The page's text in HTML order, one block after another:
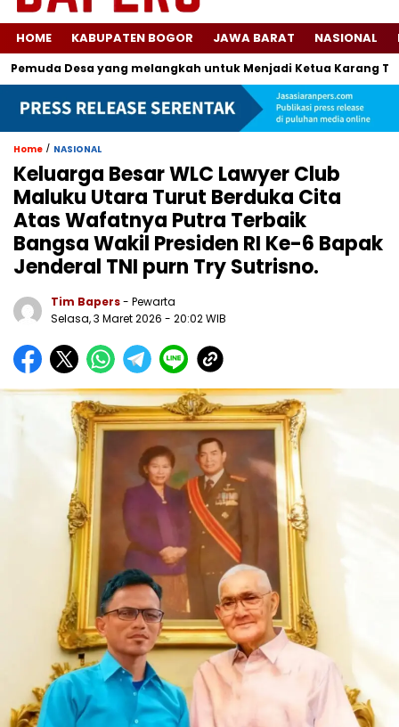
HOME KABUPATEN BOGOR JAWA BARAT NASIONAL
Desa yang melangkah untuk Menjadi Ketua Karang Taruna
Home / NASIONAL
Keluarga Besar WLC Lawyer Club
Maluku Utara Turut Berduka Cita
Atas Wafatnya Putra Terbaik
Bangsa Wakil Presiden RI Ke-6 Bapak
Jenderal TNI purn Try Sutrisno.
Tim Bapers- Pewarta
Selasa, 3 Maret 2026 - 20:02 WIB